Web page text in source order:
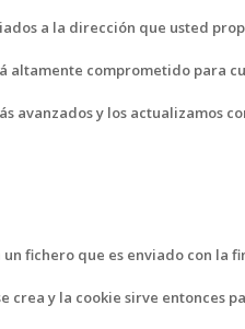
a la dirección que usted
altamente comprometido
avanzados y los actualizamos
un fichero que es enviado con
crea y la cookie sirve entonces